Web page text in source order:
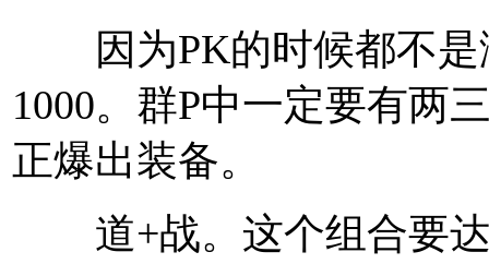
因为PK的时候都不是
1000。群P中一定要有两
正爆出装备。
道+战。这个组合要达